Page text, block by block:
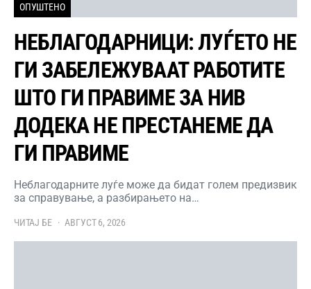
ОПУШТЕНО
НЕБЛАГОДАРНИЦИ: ЛУЃЕТО НЕ
ГИ ЗАБЕЛЕЖУВААТ РАБОТИТЕ
ШТО ГИ ПРАВИМЕ ЗА НИВ
ДОДЕКА НЕ ПРЕСТАНЕМЕ ДА
ГИ ПРАВИМЕ
Неблагодарните луѓе може да бидат голем предизвик
за справување, а разбирањето на…
ЧИТАЈ БЕ АВГУСТ 6, 2026